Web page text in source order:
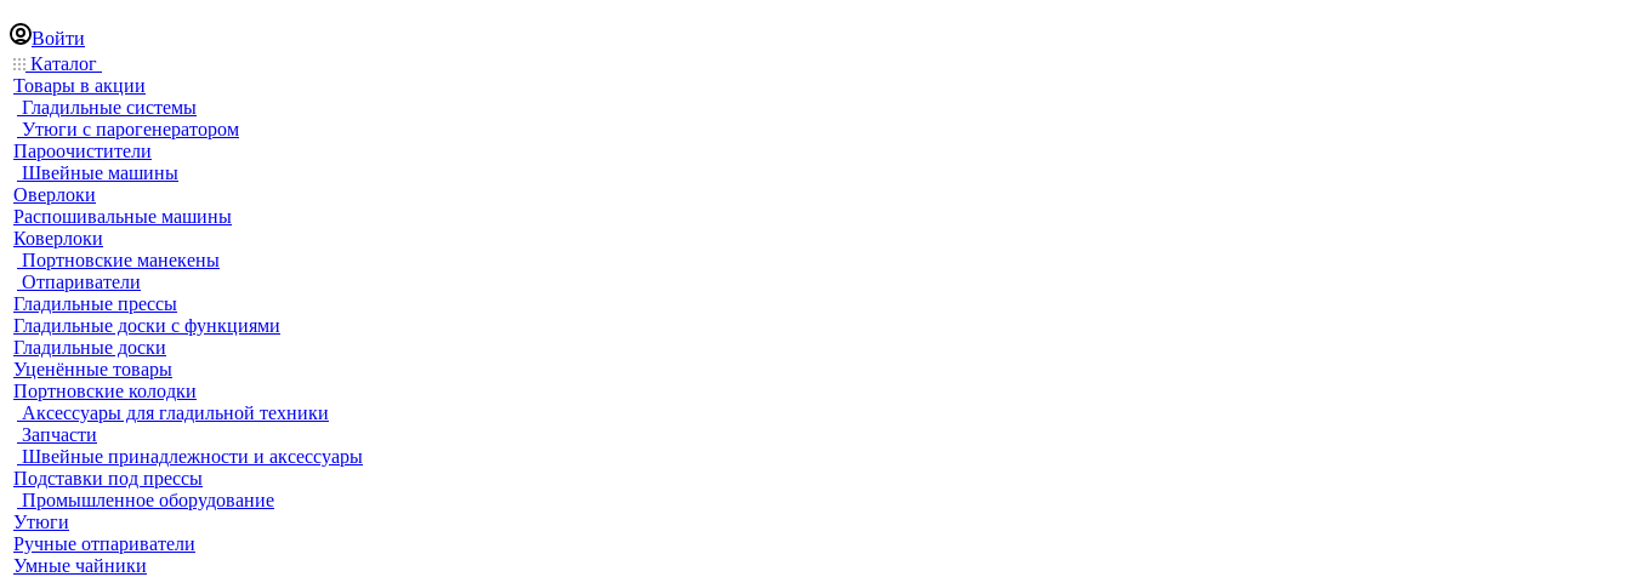
Войти
Каталог
Товары в акции
Гладильные системы
Утюги с парогенератором
Пароочистители
Швейные машины
Оверлоки
Распошивальные машины
Коверлоки
Портновские манекены
Отпариватели
Гладильные прессы
Гладильные доски с функциями
Гладильные доски
Уценённые товары
Портновские колодки
Аксессуары для гладильной техники
Запчасти
Швейные принадлежности и аксессуары
Подставки под прессы
Промышленное оборудование
Утюги
Ручные отпариватели
Умные чайники